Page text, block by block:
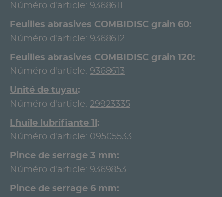
Núméro d'article: 9368611
Feuilles abrasives COMBIDISC grain 60
Núméro d'article: 9368612
Feuilles abrasives COMBIDISC grain 120
Núméro d'article: 9368613
Unité de tuyau
Núméro d'article: 29923335
L`huile lubrifiante 1l
Núméro d'article: 09505533
Pince de serrage 3 mm
Núméro d'article: 9369853
Pince de serrage 6 mm